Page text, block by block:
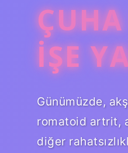
IŞE
Günümüzde,
romatoid artrit,
diğer